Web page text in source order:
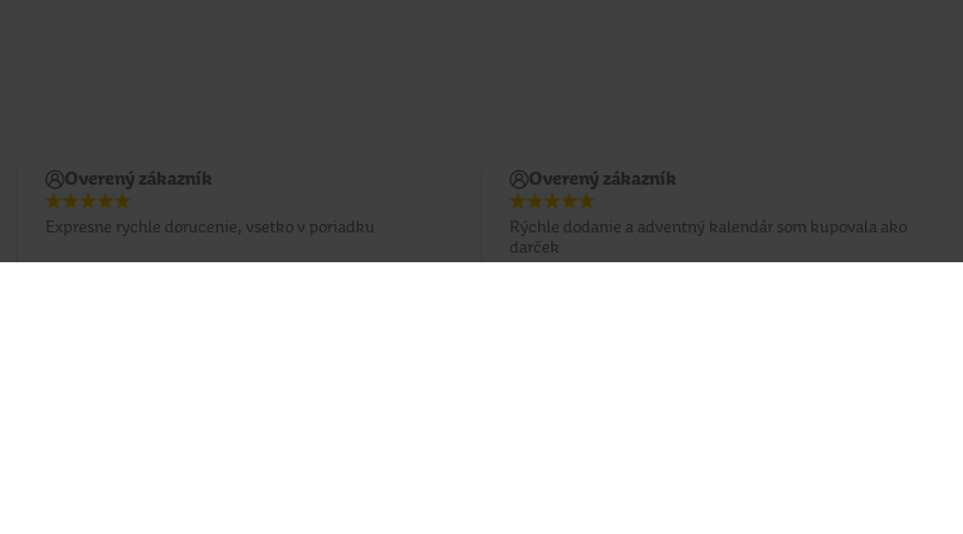
Overený zákazník
Expresne rychle dorucenie, vsetko v poriadku
Overený zákazník
Rýchle dodanie a adventný kalendár som kupovala ako
darček